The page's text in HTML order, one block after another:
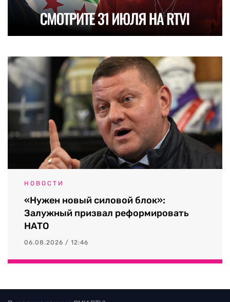
НОВОСТИ
«Нужен новый силовой блок»:
Залужный призвал реформировать
НАТО
06.08.2026 / 12:46